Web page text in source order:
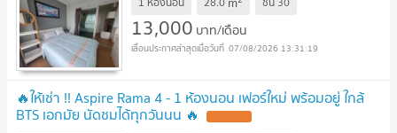
13,000 บาท/เดือน
07/08/2026 13:31:19
🔥ให้เช่า !! Aspire Rama 4 - 1 ห้องนอน เฟอร์ใหม่ พร้อมอยู่ ใกล้
BTS เอกมัย นัดชมได้ทุกวันนน 🔥